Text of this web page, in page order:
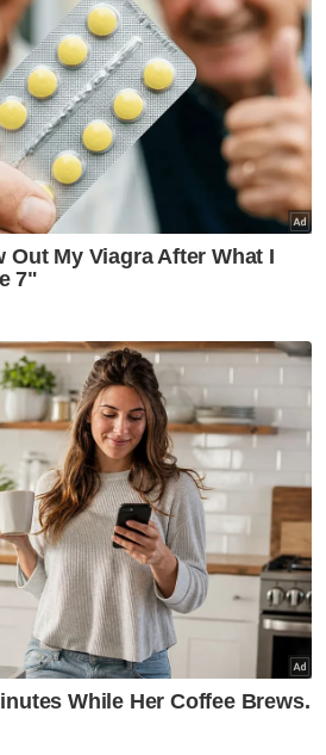
dua beranak itu.
sendiri, berumur 25
mempunyai rekod
kes pemerasan
diserahkan kepada Ibu
(IPD) Sungai Buloh bagi
berhubung kes amang
kepada wanita
15 tahun.
Sinar Harian.Klik di sini!
Anak Lelaki
Disyorkan